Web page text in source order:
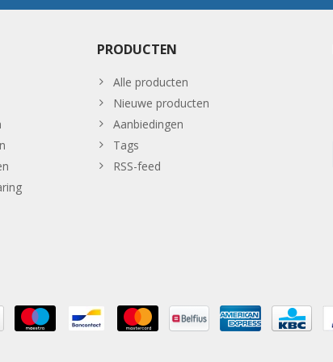
PRODUCTEN
Alle producten
Nieuwe producten
Aanbiedingen
Tags
RSS-feed